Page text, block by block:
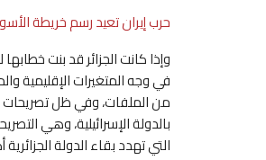
حرب إيران تعيد رسم خريطة
وإذا كانت الجزائر قد بنت
في وجه المتغيرات الإقليمية
من الملفات، وفي ظل تصريحات
بالدولة الإسرائيلية، وهي
التي تهدد بقاء الدولة